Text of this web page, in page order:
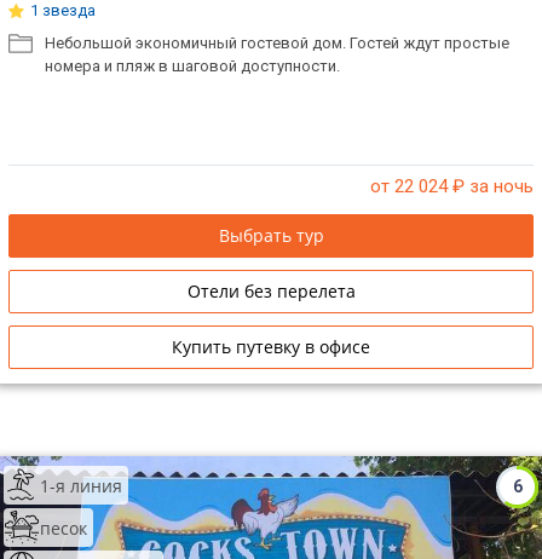
1 звезда
Небольшой экономичный гостевой дом. Гостей ждут простые
номера и пляж в шаговой доступности.
от 22 024₽ за ночь
Выбрать тур
Отели без перелета
Купить путевку в офисе
6
1-я линия
песок